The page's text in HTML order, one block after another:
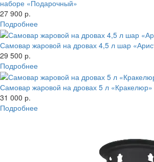
наборе «Подарочный»
27 900 р.
Подробнее
Самовар жаровой на дровах 4,5 л шар
29 500 р.
Подробнее
Самовар жаровой на дровах 5 л «Кракелюр»
31 000 р.
Подробнее